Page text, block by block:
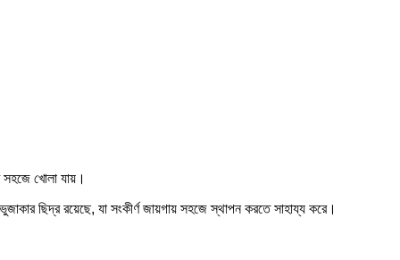
সহজে খোলা যায়।
ছিদ্র রয়েছে, যা সংকীর্ণ জায়গায় সহজে স্থাপন করতে সাহায্য করে।